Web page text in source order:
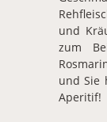
und
zum
und Sie
Aperitif!